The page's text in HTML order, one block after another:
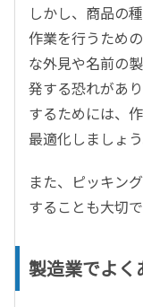
しかし、商品の
作業を行うため
な外見や名前の
発する恐れがあ
するためには、
最適化しましょう
また、ピッキン
することも大切で
製造業でよく